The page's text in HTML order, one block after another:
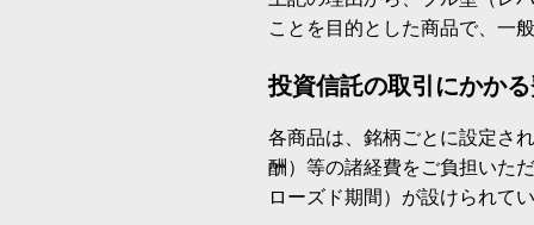
ことを目的とした商品で、一
投資信託の取引にかか
各商品は、銘柄ごとに設定さ
酬）等の諸経費をご負担いた
ローズド期間）が設けられて